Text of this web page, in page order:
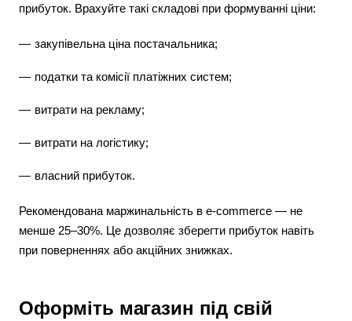
прибуток. Врахуйте такі складові при формуванні ціни:
закупівельна ціна постачальника;
податки та комісії платіжних систем;
витрати на рекламу;
витрати на логістику;
власний прибуток.
Рекомендована маржинальність в e-commerce — не
менше 25–30%. Це дозволяє зберегти прибуток навіть
при поверненнях або акційних знижках.
Оформіть магазин під свій